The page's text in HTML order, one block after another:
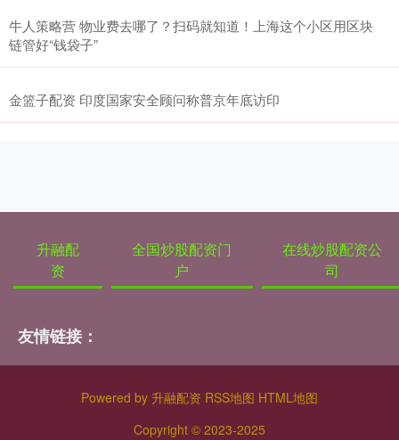
牛人策略营 物业费去哪了？扫码就知道！上海这个小区用区块
链管好“钱袋子”
金篮子配资 印度国家安全顾问称普京年底访印
升融配
资
全国炒股配资门
户
在线炒股配资公
司
友情链接：
Powered by 升融配资 RSS地图 HTML地图
Copyright © 2023-2025